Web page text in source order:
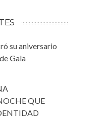
su aniversario
Gala
QUE